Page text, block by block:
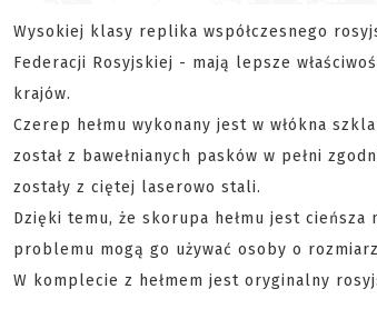
Wysokiej klasy replika współczesnego
Federacji Rosyjskiej - mają lepsze
krajów.
Czerep hełmu wykonany jest w włókna
został z bawełnianych pasków w pełni
zostały z ciętej laserowo stali.
Dzięki temu, że skorupa hełmu jest
problemu mogą go używać osoby o
W komplecie z hełmem jest oryginalny